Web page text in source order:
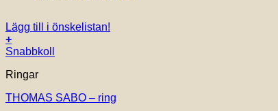
Lägg till i önskelistan!
+
Den
produkten
flera
Snabbkoll
Ringar
THOMAS SABO – ring